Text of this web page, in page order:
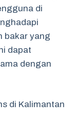
di
bakar yang
dapat
dengan
di Kalimantan